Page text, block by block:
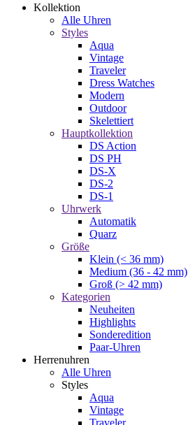
Kollektion
Alle Uhren
Styles
Aqua
Vintage
Traveler
Dress Watches
Modern
Outdoor
Skelettiert
Hauptkollektion
DS Action
DS PH
DS-X
DS-2
DS-1
Uhrwerk
Automatik
Quarz
Größe
Klein (< 36 mm)
Medium (36 - 42 mm)
Groß (> 42 mm)
Kategorien
Neuheiten
Highlights
Sonderedition
Paar-Uhren
Herrenuhren
Alle Uhren
Styles
Aqua
Vintage
Traveler